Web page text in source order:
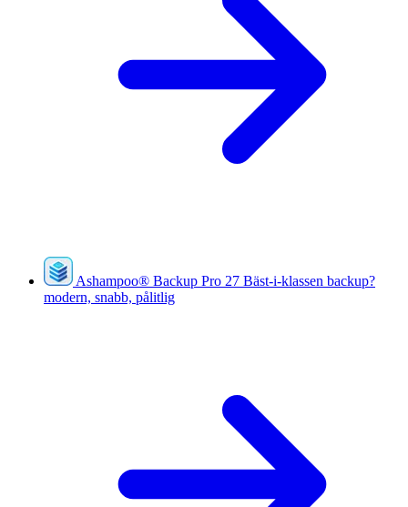
Ashampoo® Backup Pro 27 Bäst-i-klassen backup?
modern, snabb, pålitlig